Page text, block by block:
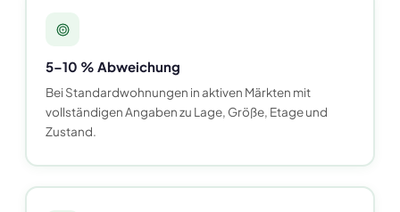
5–10 % Abweichung
Bei Standardwohnungen in aktiven Märkten mit
vollständigen Angaben zu Lage, Größe, Etage und
Zustand.